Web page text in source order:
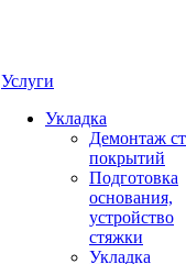
Услуги
Укладка
Демонтаж
покрытий
Подготовка
основания,
устройство
стяжки
Укладка